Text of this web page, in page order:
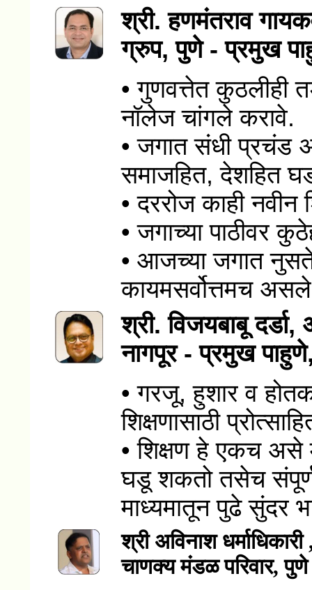
श्री. हणमंतराव
ग्रुप, पुणे - प्रमुख
• गुणवत्तेत कुठलीही
नॉलेज चांगले करावे.
• जगात संधी प्रचंड
समाजहित, देशहित
• दररोज काही नवीन
• जगाच्या पाठीवर
• आजच्या जगात नुसते
कायमसर्वोत्तमच
श्री. विजयबाबू दर्डा,
नागपूर - प्रमुख
• गरजू, हुशार व
शिक्षणासाठी
• शिक्षण हे एकच
घडू शकतो तसेच
माध्यमातून पुढे सुंदर
श्री अविनाश धर्माधिकारी
चाणक्य मंडळ परिवार,